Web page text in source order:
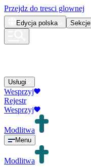
Przejdz do tresci glownej
Edycja polska Sekcje
Usługi
Wesprzyj
Rejestr
Wesprzyj
Modlitwa
Menu
Modlitwa